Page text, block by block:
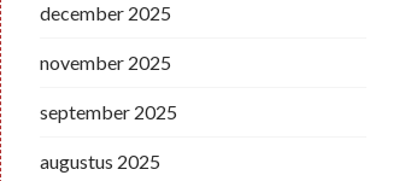
december 2025
november 2025
september 2025
augustus 2025